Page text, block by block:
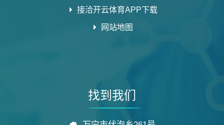
接洽开云体育APP下载
网站地图
找到我们